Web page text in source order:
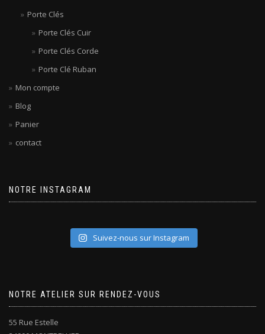
Porte Clés
Porte Clés Cuir
Porte Clés Corde
Porte Clé Ruban
Mon compte
Blog
Panier
contact
NOTRE INSTAGRAM
Suivez-nous sur Instagram
NOTRE ATELIER SUR RENDEZ-VOUS
55 Rue Estelle